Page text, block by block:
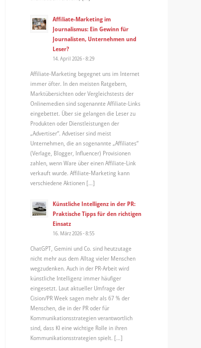
Affiliate-Marketing im
Journalismus: Ein Gewinn für
Journalisten, Unternehmen und
Leser?
14. April 2026 - 8:29
Affiliate-Marketing begegnet uns im Internet
immer öfter. In den meisten Ratgebern,
Marktübersichten oder Vergleichstests der
Onlinemedien sind sogenannte Affiliate-Links
eingebettet. Über sie gelangen die Leser zu
Produkten oder Dienstleistungen der
„Advertiser“. Advetiser sind meist
Unternehmen, die an sogenannte „Affiliates“
(Verlage, Blogger, Influencer) Provisionen
zahlen, wenn Ware über einen Affiliate-Link
verkauft wurde. Affiliate-Marketing kann
verschiedene Aktionen […]
Künstliche Intelligenz in der PR:
Praktische Tipps für den richtigen
Einsatz
16. März 2026 - 8:55
ChatGPT, Gemini und Co. sind heutzutage
nicht mehr aus dem Alltag vieler Menschen
wegzudenken. Auch in der PR-Arbeit wird
künstliche Intelligenz immer häufiger
eingesetzt. Laut aktueller Umfrage der
Cision/PR Week sagen mehr als 67 % der
Menschen, die in der PR oder für
Kommunikationsstrategien verantwortlich
sind, dass KI eine wichtige Rolle in ihren
Kommunikationsstrategien spielt. […]